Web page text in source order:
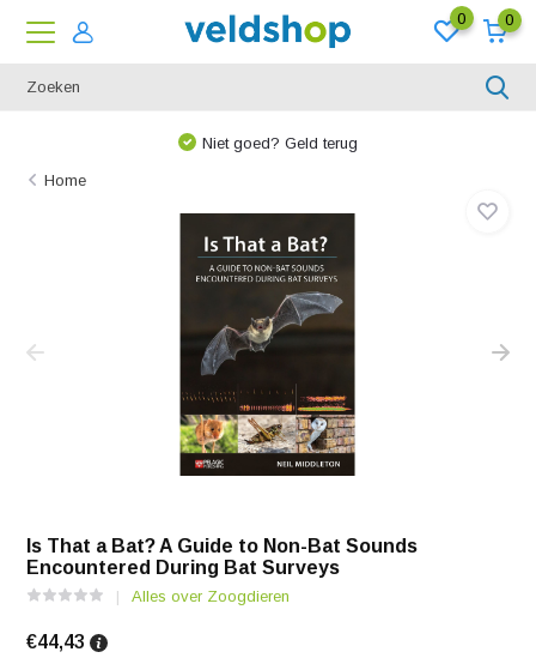
0 0
Niet goed? Geld terug
Home
Is That a Bat? A Guide to Non-Bat Sounds
Encountered During Bat Surveys
Alles over Zoogdieren
€44,43